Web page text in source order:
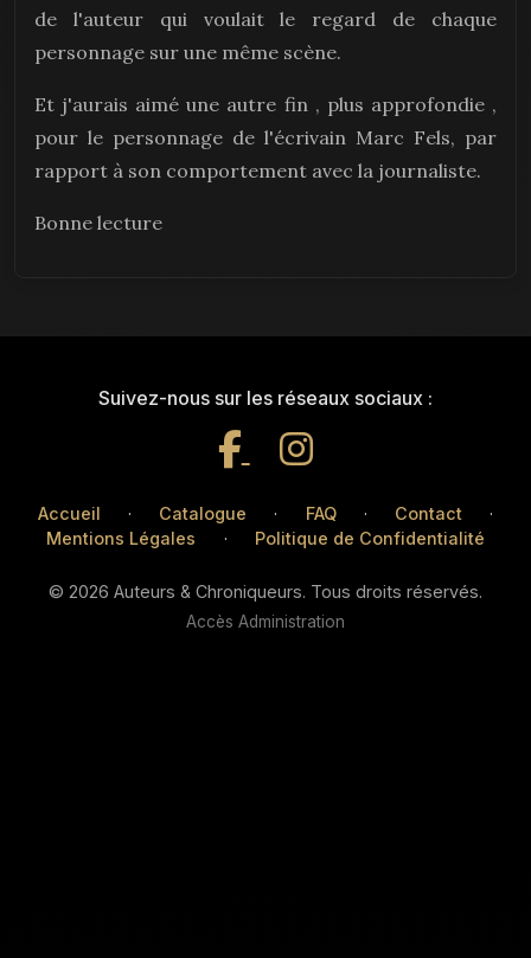
de l'auteur qui voulait le regard de chaque
personnage sur une même scène.
Et j'aurais aimé une autre fin , plus approfondie ,
pour le personnage de l'écrivain Marc Fels, par
rapport à son comportement avec la journaliste.
Bonne lecture
Suivez-nous sur les réseaux sociaux :
Accueil · Catalogue · FAQ · Contact
·
Mentions Légales
· Politique de Confidentialité
© 2026 Auteurs & Chroniqueurs. Tous droits réservés.
Accès Administration